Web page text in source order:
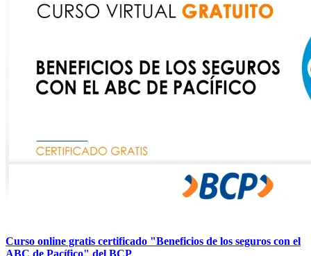
Curso online gratis certificado "Beneficios de los seguros con el
ABC de Pacífico" del BCP